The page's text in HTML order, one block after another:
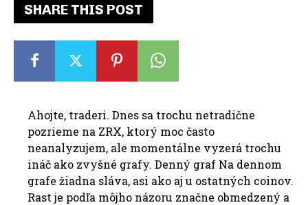
SHARE THIS POST
Ahojte, traderi. Dnes sa trochu netradične
pozrieme na ZRX, ktorý moc často
neanalyzujem, ale momentálne vyzerá trochu
ináč ako zvyšné grafy. Denný graf Na dennom
grafe žiadna sláva, asi ako aj u ostatných coinov.
Rast je podľa môjho názoru značne obmedzený a